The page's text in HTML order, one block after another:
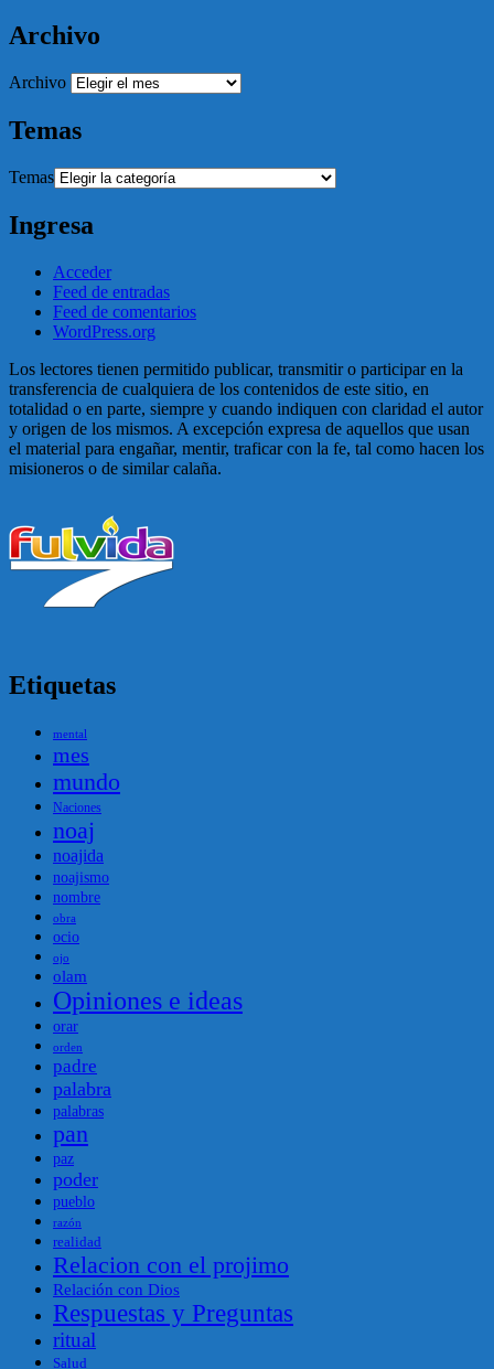
Archivo
Archivo
Temas
Temas
Ingresa
Acceder
Feed de entradas
Feed de comentarios
WordPress.org
Los lectores tienen permitido publicar, transmitir o participar en la
transferencia de cualquiera de los contenidos de este sitio, en
totalidad o en parte, siempre y cuando indiquen con claridad el autor
y origen de los mismos. A excepción expresa de aquellos que usan
el material para engañar, mentir, traficar con la fe, tal como hacen los
misioneros o de similar calaña.
Etiquetas
mental
mes
mundo
Naciones
noaj
noajida
noajismo
nombre
obra
ocio
ojo
olam
Opiniones e ideas
orar
orden
padre
palabra
palabras
pan
paz
poder
pueblo
razón
realidad
Relacion con el projimo
Relación con Dios
Respuestas y Preguntas
ritual
Salud